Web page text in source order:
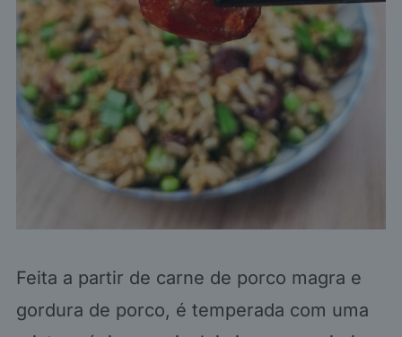
Feita a partir de carne de porco magra e
gordura de porco, é temperada com uma